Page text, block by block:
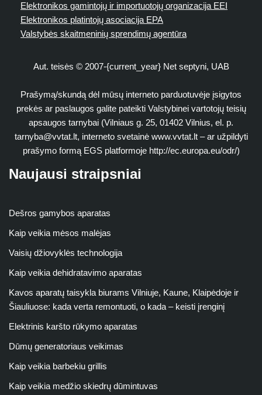
Elektronikos gamintojų ir importuotojų organizacija EEI
Elektronikos platintojų asociacija EPA
Valstybės skaitmeninių sprendimų agentūra
Aut. teisės © 2007-{current_year} Net septyni, UAB
Prašymą/skundą dėl mūsų interneto parduotuvėje įsigytos
prekės ar paslaugos galite pateikti Valstybinei vartotojų teisių
apsaugos tarnybai (Vilniaus g. 25, 01402 Vilnius, el. p.
tarnyba@vvtat.lt, interneto svetainė www.vvtat.lt – ar užpildyti
prašymo formą EGS platformoje http://ec.europa.eu/odr/)
Naujausi straipsniai
Dešros gamybos aparatas
Kaip veikia mėsos malėjas
Vaisių džiovyklės technologija
Kaip veikia dehidratavimo aparatas
Kavos aparatų taisykla biurams Vilniuje, Kaune, Klaipėdoje ir
Šiauliuose: kada verta remontuoti, o kada – keisti įrenginį
Elektrinis karšto rūkymo aparatas
Dūmų generatoriaus veikimas
Kaip veikia barbekiu grillis
Kaip veikia medžio skiedrų dūmintuvas